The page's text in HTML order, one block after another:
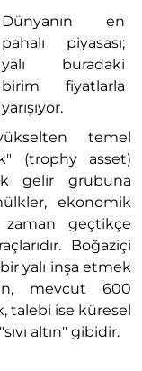
Dünyanın en
pahalı piyasası;
yalı buradaki
birim fiyatlarla
yarışıyor.
temel
(trophy asset)
gelir grubuna
ekonomik
geçtikçe
Boğaziçi
yalı inşa etmek
mevcut 600
talebi ise küresel
altın" gibidir.